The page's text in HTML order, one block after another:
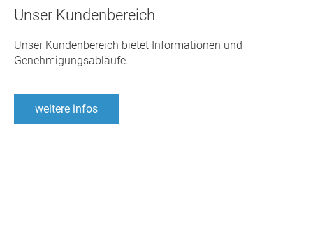
Unser Kundenbereich
Unser Kundenbereich bietet Informationen und
Genehmigungsabläufe.
weitere infos